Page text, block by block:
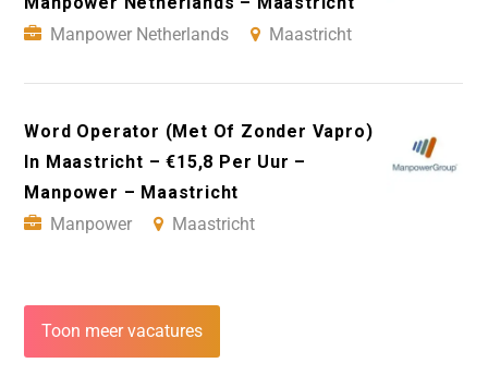
Manpower Netherlands
Maastricht
Word Operator (Met Of Zonder Vapro)
In Maastricht – €15,8 Per Uur –
Manpower – Maastricht
Manpower
Maastricht
Toon meer vacatures